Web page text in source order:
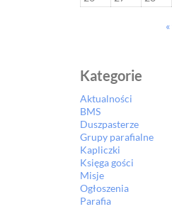
Kategorie
Aktualności
BMS
Duszpasterze
Grupy parafialne
Kapliczki
Księga gości
Misje
Ogłoszenia
Parafia